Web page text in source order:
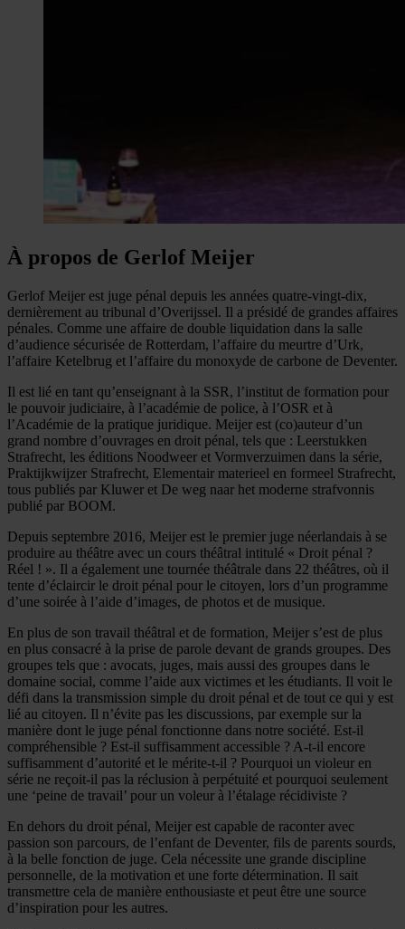
À propos de Gerlof Meijer
Gerlof Meijer est juge pénal depuis les années quatre-vingt-dix,
dernièrement au tribunal d’Overijssel. Il a présidé de grandes affaires
pénales. Comme une affaire de double liquidation dans la salle
d’audience sécurisée de Rotterdam, l’affaire du meurtre d’Urk,
l’affaire Ketelbrug et l’affaire du monoxyde de carbone de Deventer.
Il est lié en tant qu’enseignant à la SSR, l’institut de formation pour
le pouvoir judiciaire, à l’académie de police, à l’OSR et à
l’Académie de la pratique juridique. Meijer est (co)auteur d’un
grand nombre d’ouvrages en droit pénal, tels que : Leerstukken
Strafrecht, les éditions Noodweer et Vormverzuimen dans la série,
Praktijkwijzer Strafrecht, Elementair materieel en formeel Strafrecht,
tous publiés par Kluwer et De weg naar het moderne strafvonnis
publié par BOOM.
Depuis septembre 2016, Meijer est le premier juge néerlandais à se
produire au théâtre avec un cours théâtral intitulé « Droit pénal ?
Réel ! ». Il a également une tournée théâtrale dans 22 théâtres, où il
tente d’éclaircir le droit pénal pour le citoyen, lors d’un programme
d’une soirée à l’aide d’images, de photos et de musique.
En plus de son travail théâtral et de formation, Meijer s’est de plus
en plus consacré à la prise de parole devant de grands groupes. Des
groupes tels que : avocats, juges, mais aussi des groupes dans le
domaine social, comme l’aide aux victimes et les étudiants. Il voit le
défi dans la transmission simple du droit pénal et de tout ce qui y est
lié au citoyen. Il n’évite pas les discussions, par exemple sur la
manière dont le juge pénal fonctionne dans notre société. Est-il
compréhensible ? Est-il suffisamment accessible ? A-t-il encore
suffisamment d’autorité et le mérite-t-il ? Pourquoi un violeur en
série ne reçoit-il pas la réclusion à perpétuité et pourquoi seulement
une ‘peine de travail’ pour un voleur à l’étalage récidiviste ?
En dehors du droit pénal, Meijer est capable de raconter avec
passion son parcours, de l’enfant de Deventer, fils de parents sourds,
à la belle fonction de juge. Cela nécessite une grande discipline
personnelle, de la motivation et une forte détermination. Il sait
transmettre cela de manière enthousiaste et peut être une source
d’inspiration pour les autres.